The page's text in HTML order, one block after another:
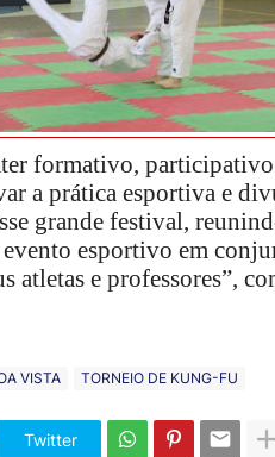
formativo,
a prática esportiva e
grande festival,
esportivo em
atletas e professores”,
VISTA TORNEIO DE KUNG-FU
Twitter